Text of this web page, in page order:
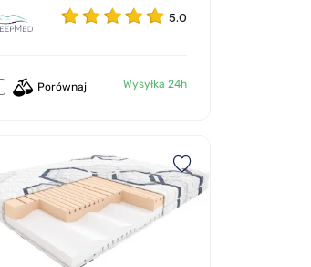
5.0
Porównaj Wysyłka 24h